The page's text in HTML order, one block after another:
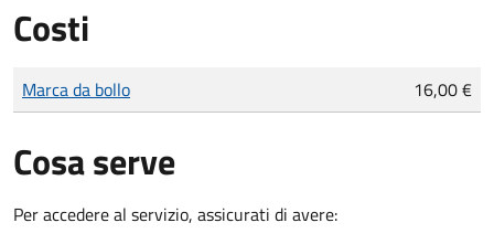
Costi
Tipo di pagamento
Importo
Marca da bollo 16,00 €
Cosa serve
Per accedere al servizio, assicurati di avere: